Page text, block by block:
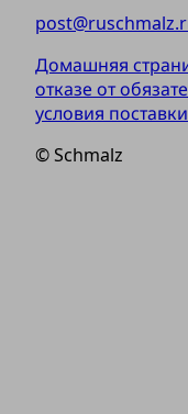
Домашняя
отказе от
условия поставки
© Schmalz